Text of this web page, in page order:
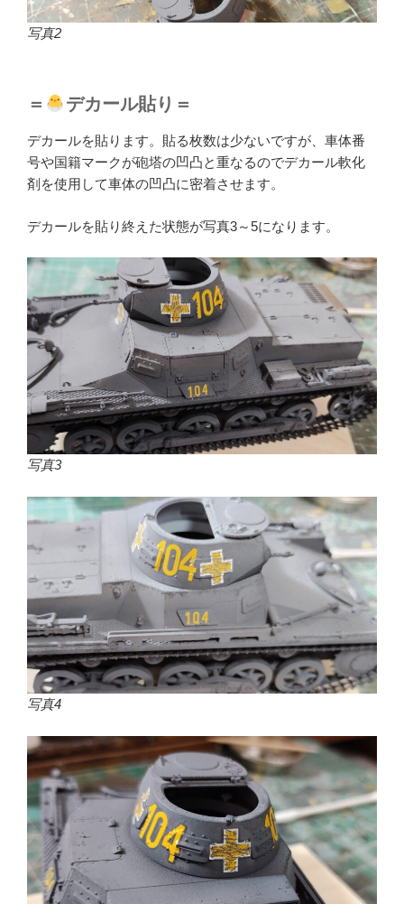
写真2
＝ デカール貼り＝
デカールを貼ります。貼る枚数は少ないですが、車体番
号や国籍マークが砲塔の凹凸と重なるのでデカール軟化
剤を使用して車体の凹凸に密着させます。
デカールを貼り終えた状態が写真3～5になります。
写真3
写真4